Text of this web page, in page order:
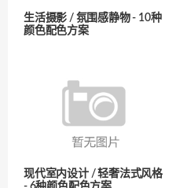
生活摄影 / 氛围感静物 - 10种
颜色配色方案
现代室内设计 / 轻奢法式风格